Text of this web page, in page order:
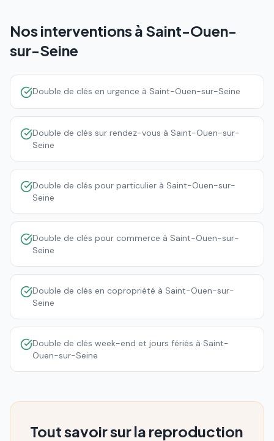
Nos interventions à Saint-Ouen-
sur-Seine
Double de clés en urgence à Saint-Ouen-sur-Seine
Double de clés sur rendez-vous à Saint-Ouen-sur-
Seine
Double de clés pour particulier à Saint-Ouen-sur-
Seine
Double de clés pour commerce à Saint-Ouen-sur-
Seine
Double de clés en copropriété à Saint-Ouen-sur-
Seine
Double de clés week-end et jours fériés à Saint-
Ouen-sur-Seine
Tout savoir sur la reproduction